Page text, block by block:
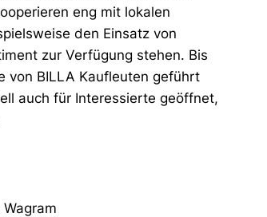
eng mit lokalen
den Einsatz von
zur Verfügung stehen. Bis
von BILLA Kaufleuten geführt
auch für Interessierte geöffnet,